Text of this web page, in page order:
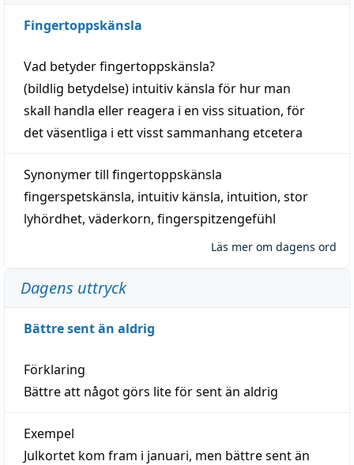
Fingertoppskänsla
Vad betyderfingertoppskänsla?
(bildlig betydelse) intuitiv känsla för hur man
skall handla eller reagera i en viss situation, för
det väsentliga i ett visstsammanhang etcetera
Synonymer till fingertoppskänsla
fingerspetskänsla, intuitiv känsla, intuition, stor
lyhördhet, väderkorn, fingerspitzengefühl
Läs mer om dagens ord
Dagens uttryck
Bättre sent än aldrig
Förklaring
Bättre att något görs lite för sent än aldrig
Exempel
Julkortet kom fram i januari, men bättre sent än